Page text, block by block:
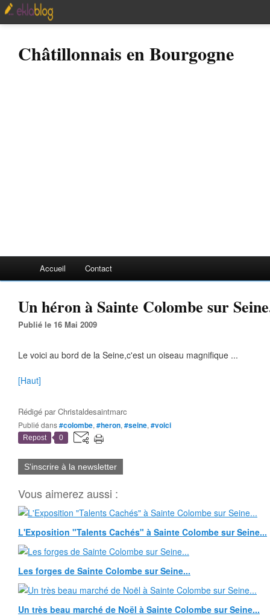
Châtillonnais en Bourgogne
Accueil Contact
Un héron à Sainte Colombe sur
Publié le 16 Mai 2009
Le voici au bord de la Seine,c'est un oiseau magnifique ...
[Haut]
Rédigé parChristaldesaintmarc
Publié dans#colombe, #heron, #seine, #voici
Repost 0
S'inscrire à la newsletter
Vous aimerez aussi :
L'Exposition "Talents Cachés" à Sainte Colombe sur Seine...
Les forges de Sainte Colombe sur Seine...
Un très beau marché de Noël à Sainte Colombe sur Seine...